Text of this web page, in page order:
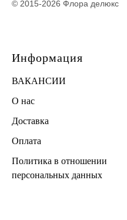
© 2015-2026 Флора делюкс
Информация
ВАКАНСИИ
О нас
Доставка
Оплата
Политика в отношении
персональных данных